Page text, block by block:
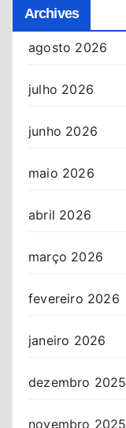
Archives
agosto 2026
julho 2026
junho 2026
maio 2026
abril 2026
março 2026
fevereiro 2026
janeiro 2026
dezembro 2025
novembro 2025